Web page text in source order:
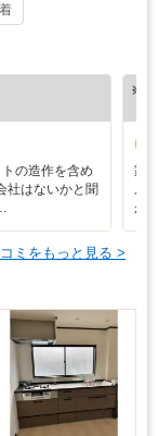
の造作を含め
社はないかと聞
※ホ
家
ル
が
ミをもっと見る >